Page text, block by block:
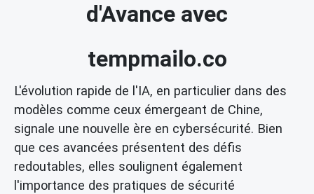
d'Avance avec
tempmailo.co
L'évolution rapide de l'IA, en particulier dans des
modèles comme ceux émergeant de Chine,
signale une nouvelle ère en cybersécurité. Bien
que ces avancées présentent des défis
redoutables, elles soulignent également
l'importance des pratiques de sécurité